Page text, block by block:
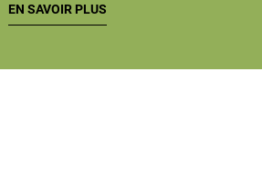
EN SAVOIR PLUS